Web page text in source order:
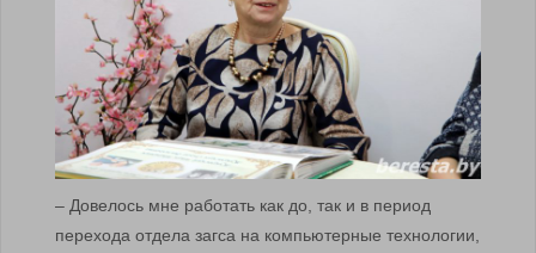
– Довелось мне работать как до, так и в период
перехода отдела загса на компьютерные технологии,